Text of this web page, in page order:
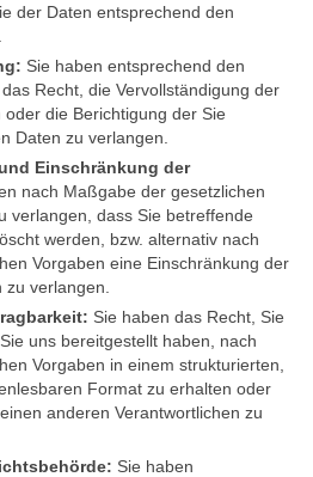
der Daten entsprechend den
Sie haben entsprechend den
Recht, die Vervollständigung der
die Berichtigung der Sie
Daten zu verlangen.
Einschränkung der
nach Maßgabe der gesetzlichen
verlangen, dass Sie betreffende
werden, bzw. alternativ nach
Vorgaben eine Einschränkung der
verlangen.
Sie haben das Recht, Sie
uns bereitgestellt haben, nach
Vorgaben in einem strukturierten,
Format zu erhalten oder
anderen Verantwortlichen zu
Sie haben